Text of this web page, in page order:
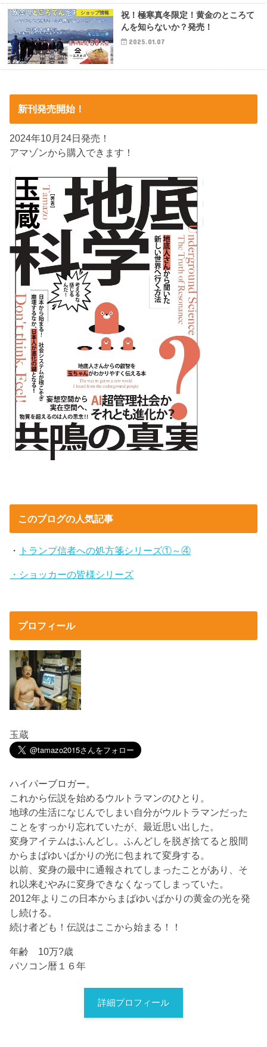
ショップ情報
祝！極寒真冬限定！黄金のところて
んを知らないか？発売！
2025.01.07
新刊発売開始！
2024年10月24日発売！
アマゾンから購入できます！
このブログの人気記事
・ トランプ信者への処方箋シリーズ①～④
・ショッカーの皆様シリーズ
プロフィール
玉蔵
ハイパーブロガー。
これから伝説を始めるウルトラマンのひとり。
地球の生活になじんでしまい自分がウルトラマンだった
ことをすっかり忘れていたが、最近思い出した。
変身アイテムはふんどし。ふんどしを脱ぎ捨てると股間
からまばゆいばかりの光に包まれて変身する。
以前、変身の最中に通報されてしまったことがあり、そ
れ以来むやみに変身できなくなってしまっていた。
2012年よりこの日本からまばゆいばかりの黄金の光を発
し続ける。
続け者ども！伝説はここから始まる！！
年齢 10万?歳
パソコン暦１６年
詳細プロフィール